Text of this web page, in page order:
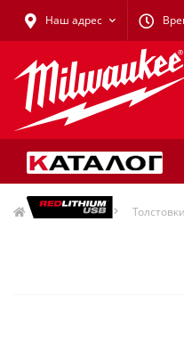
Наш адрес
Одежда Толстовки